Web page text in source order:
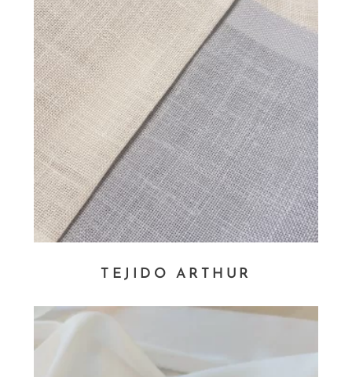
TEJIDO ARTHUR